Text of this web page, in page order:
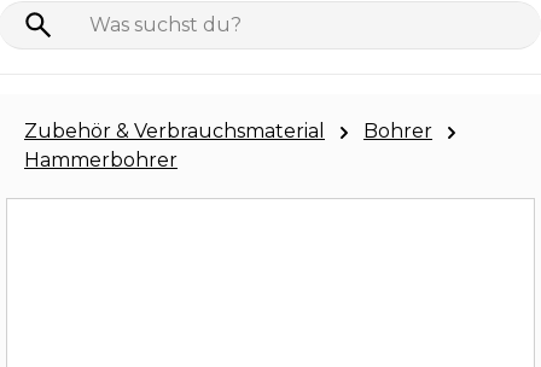
Zubehör & Verbrauchsmaterial
Bohrer
Hammerbohrer